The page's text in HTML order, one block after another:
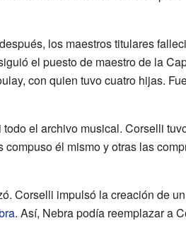
los maestros titulares
el puesto de maestro de la
con quien tuvo cuatro hijas.
todo el archivo musical. Corselli
él mismo y otras las
Corselli impulsó la creación de
. Así, Nebra podía reemplazar a